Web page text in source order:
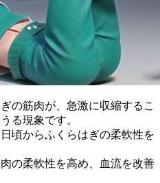
の筋肉が、急激に収縮するこ
る現象です。
頃からふくらはぎの柔軟性を
の柔軟性を高め、血流を改善